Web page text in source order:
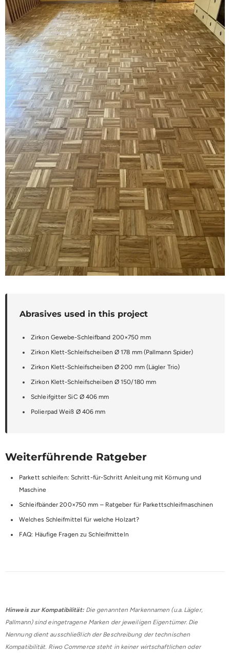
Abrasives used in this project
Zirkon Gewebe-Schleifband 200×750 mm
Zirkon Klett-Schleifscheiben Ø 178 mm (Pallmann Spider)
Zirkon Klett-Schleifscheiben Ø 200 mm (Lägler Trio)
Zirkon Klett-Schleifscheiben Ø 150/180 mm
Schleifgitter SiC Ø 406 mm
Polierpad Weiß Ø 406 mm
Weiterführende Ratgeber
Parkett schleifen: Schritt-für-Schritt Anleitung mit Körnung und
Maschine
Schleifbänder 200×750 mm – Ratgeber für Parkettschleifmaschinen
Welches Schleifmittel für welche Holzart?
FAQ: Häufige Fragen zu Schleifmitteln
Hinweis zur Kompatibilität:Die genannten Markennamen (u.a. Lägler,
Pallmann) sind eingetragene Marken der jeweiligen Eigentümer. Die
Nennung dient ausschließlich der Beschreibung der technischen
Kompatibilität. Riwo Commerce steht in keiner wirtschaftlichen oder